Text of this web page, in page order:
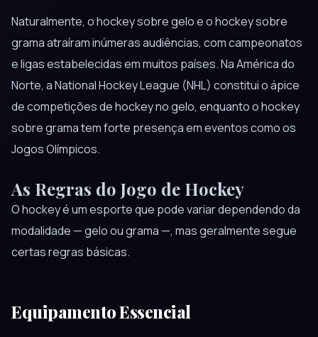
Naturalmente, o hockey sobre gelo e o hockey sobre
grama atraíram inúmeras audiências, com campeonatos
e ligas estabelecidas em muitos países. Na América do
Norte, a National Hockey League (NHL) constitui o ápice
de competições de hockey no gelo, enquanto o hockey
sobre grama tem forte presença em eventos como os
Jogos Olímpicos.
As Regras do Jogo de Hockey
O hockey é um esporte que pode variar dependendo da
modalidade — gelo ou grama —, mas geralmente segue
certas regras básicas.
Equipamento Essencial